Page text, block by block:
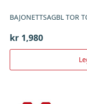
BAJONETTSAGBL TOR
kr 1,980